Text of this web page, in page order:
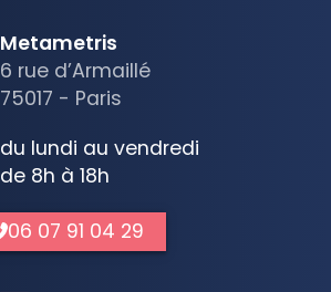
Metametris
6 rue d’Armaillé
75017 - Paris
du lundi au vendredi
de 8h à 18h
06 07 91 04 29